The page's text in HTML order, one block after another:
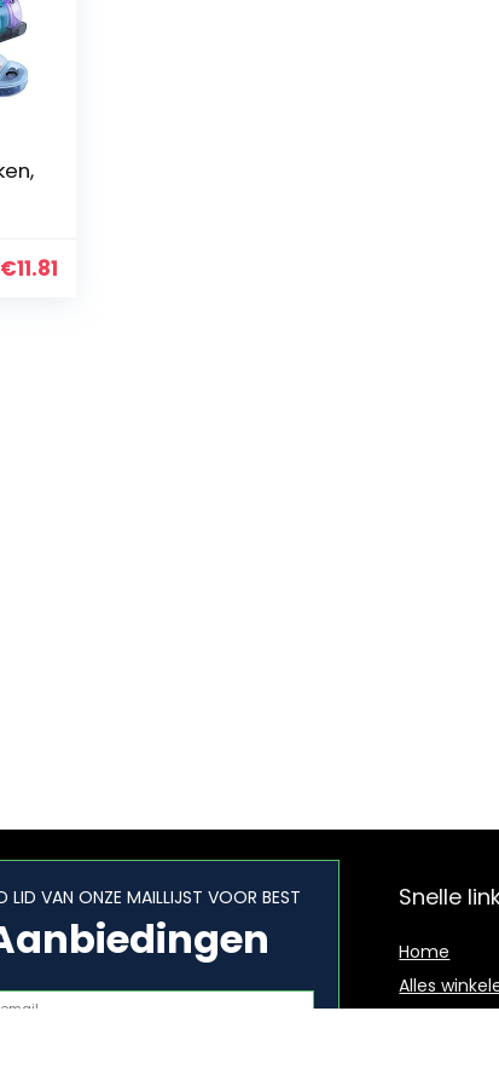
€11.81
LID VAN ONZE MAILLIJST VOOR BEST Snelle
Home
Alles